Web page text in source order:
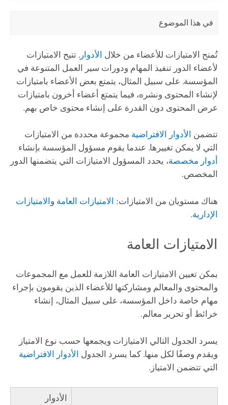
في هذا الموضوع
تُمنح الامتيازات للأعضاء من خلال الأدوار . تتيح الامتيازات
لأعضاء الدور تنفيذ المهام ودورات سير العمل المتنوعة في
المؤسسة. على سبيل المثال، يتمتع بعض الأعضاء بامتيازات
لإنشاء المحتوى ونشره، فيما يتمتع أعضاء أخرون بامتيازات
عرض المحتوى دون القدرة على إنشاء محتوى خاص بهم.
تتضمن الأدوار الافتراضية مجموعة محددة من الامتيازات
التي لا يمكن تغييرها. عندما يقوم مسؤول المؤسسة بإنشاء
أدوار مخصصة، يحدد المسؤول الامتيازات التي يتضمنها الدور
المخصص.
هناك مستويان من الامتيازات: الامتيازات العامة والامتيازات
الإدارية.
الامتيازات العامة
يمكن تعيين الامتيازات العامة اللازمة للعمل مع المجموعات
والمحتوى والمعالم ومشاركتها للأعضاء الذين يقومون بإجراء
مهام خاصة داخل المؤسسة، على سبيل المثال، إنشاء
خرائط أو تحرير معالم.
يسرد الجدول التالي الامتيازات ويجمعها حسب نوع الامتياز
ويقدم وصفًا لكل منها. كما يسرد الجدول الأدوار الافتراضية
التي تتضمن الامتياز.
الأدوار